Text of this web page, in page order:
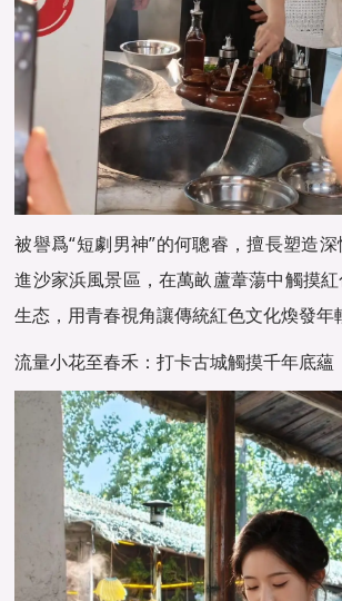
被譽爲“短劇男神”的何聰睿，擅長塑造
進沙家浜風景區，在萬畝蘆葦蕩中觸摸
生态，用青春視角讓傳統紅色文化煥發年
流量小花至春禾：打卡古城觸摸千年底蘊